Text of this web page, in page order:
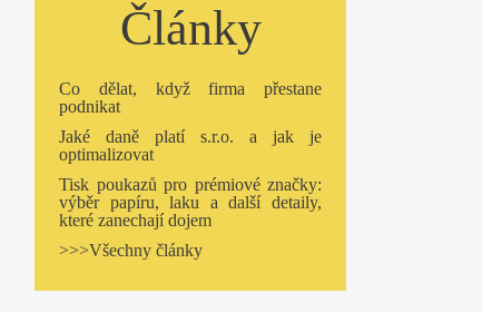
Články
Co dělat, když firma přestane
podnikat
Jaké daně platí s.r.o. a jak je
optimalizovat
Tisk poukazů pro prémiové značky:
výběr papíru, laku a další detaily,
které zanechají dojem
>>>Všechny články